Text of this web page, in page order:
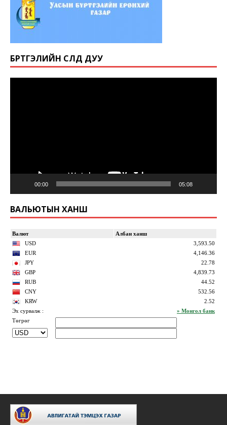
БҮРТГЭЛИЙН СҮЛД ДУУ
00:00 05:08
ВАЛЬЮТЫН ХАНШ